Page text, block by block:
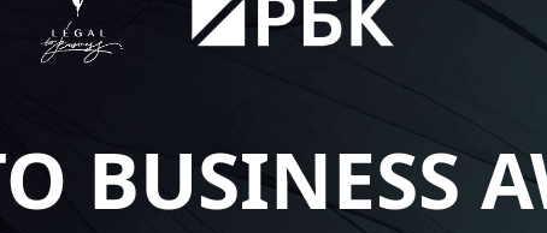
BUSINESS